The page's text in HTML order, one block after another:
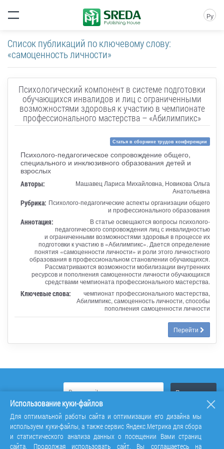
Ру
Список публикаций по ключевому слову:
«самоценность личности»
Психологический компонент в системе подготовки
обучающихся инвалидов и лиц с ограниченными
возможностями здоровья к участию в чемпионате
профессионального мастерства – «Абилимпикс»
Статья в сборнике трудов конференции
Психолого-педагогическое сопровождение общего,
специального и инклюзивного образования детей и
взрослых
Авторы:
Машавец Лариса Михайловна, Новикова Ольга
Анатольевна
Рубрика: Психолого-педагогические аспекты организации общего
и профессионального образования
Аннотация:
В статье освещаются вопросы психолого-
педагогического сопровождения лиц с инвалидностью
и ограниченными возможностями здоровья в процессе их
подготовки к участию в «Абилимпикс». Дается определение
понятия «самоценности личности» и роли этого личностного
образования в профессиональном становлении обучающихся.
Рассматриваются возможности мобилизации внутренних
ресурсов и пополнения самоценности личности обучающихся
средствами чемпионата профессионального мастерства.
Ключевые слова:
чемпионат профессионального мастерства,
Абилимпикс, самоценность личности, способы
пополнения самоценности личности
Перейти
Использование куки-файлов
Для оптимальной работы сайта и оптимизации его дизайна мы
используем куки-файлы, а также сервис Яндекс.Метрика для сбора
и статистического анализа данных о посещении Вами страниц
сайта. Продолжая использовать сайт, Вы соглашаетесь на